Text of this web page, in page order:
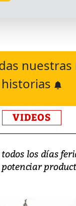
historias
VIDEOS
los días